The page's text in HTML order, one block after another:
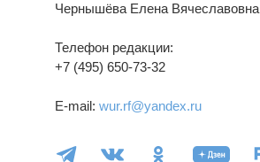
Чернышёва Елена Вячеславовна
Телефон редакции:
+7 (495) 650-73-32
E-mail: wur.rf@yandex.ru